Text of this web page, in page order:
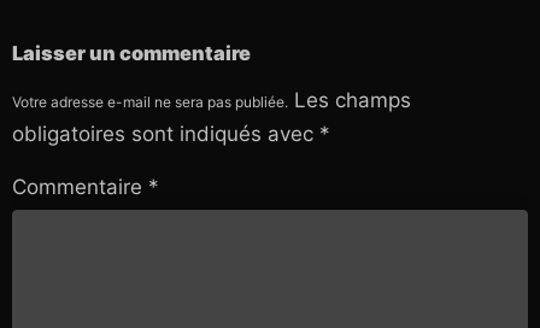
Laisser un commentaire
Votre adresse e-mail ne sera pas publiée. Les champs
obligatoires sont indiqués avec *
Commentaire *